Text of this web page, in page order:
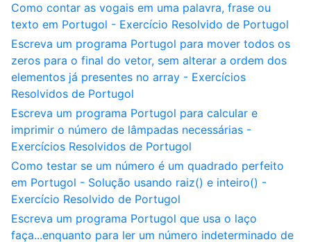
Como contar as vogais em uma palavra, frase ou
texto em Portugol - Exercício Resolvido de Portugol
Escreva um programa Portugol para mover todos os
zeros para o final do vetor, sem alterar a ordem dos
elementos já presentes no array - Exercícios
Resolvidos de Portugol
Escreva um programa Portugol para calcular e
imprimir o número de lâmpadas necessárias -
Exercícios Resolvidos de Portugol
Como testar se um número é um quadrado perfeito
em Portugol - Solução usando raiz() e inteiro() -
Exercício Resolvido de Portugol
Escreva um programa Portugol que usa o laço
faça...enquanto para ler um número indeterminado de